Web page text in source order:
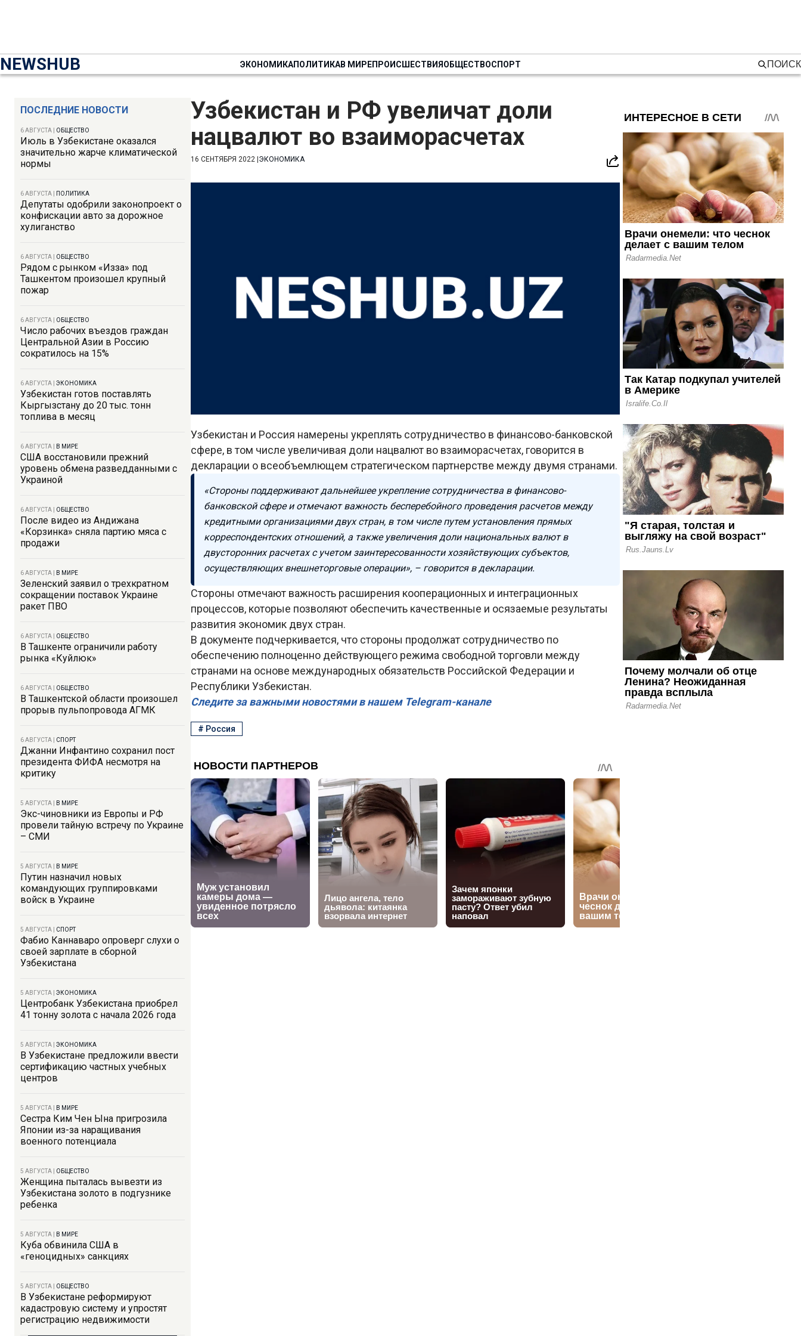
NEWSHUB ЭКОНОМИКАПОЛИТИКАВ МИРЕПРОИСШЕСТВИЯОБЩЕСТВОСПОРТ ПОИСК
ПОСЛЕДНИЕ НОВОСТИ
6 АВГУСТА ОБЩЕСТВО
Июль в Узбекистане оказался
значительно жарче климатической
нормы
6 АВГУСТА ПОЛИТИКА
Депутаты одобрили законопроект о
конфискации авто за дорожное
хулиганство
6 АВГУСТА ОБЩЕСТВО
Рядом с рынком «Изза» под
Ташкентом произошел крупный
пожар
6 АВГУСТА ОБЩЕСТВО
Число рабочих въездов граждан
Центральной Азии в Россию
сократилось на 15%
6 АВГУСТА ЭКОНОМИКА
Узбекистан готов поставлять
Кыргызстану до 20 тыс. тонн
топлива в месяц
6 АВГУСТА В МИРЕ
США восстановили прежний
уровень обмена разведданными с
Украиной
6 АВГУСТА ОБЩЕСТВО
После видео из Андижана
«Корзинка» сняла партию мяса с
продажи
6 АВГУСТА В МИРЕ
Зеленский заявил о трехкратном
сокращении поставок Украине
ракет ПВО
6 АВГУСТА ОБЩЕСТВО
В Ташкенте ограничили работу
рынка «Куйлюк»
6 АВГУСТА ОБЩЕСТВО
В Ташкентской области произошел
прорыв пульпопровода АГМК
6 АВГУСТА СПОРТ
Джанни Инфантино сохранил пост
президента ФИФА несмотря на
критику
5 АВГУСТА В МИРЕ
Экс-чиновники из Европы и РФ
провели тайную встречу по Украине
– СМИ
5 АВГУСТА В МИРЕ
Путин назначил новых
командующих группировками
войск в Украине
5 АВГУСТА СПОРТ
Фабио Каннаваро опроверг слухи о
своей зарплате в сборной
Узбекистана
5 АВГУСТА ЭКОНОМИКА
Центробанк Узбекистана приобрел
41 тонну золота с начала 2026 года
5 АВГУСТА ЭКОНОМИКА
В Узбекистане предложили ввести
сертификацию частных учебных
центров
5 АВГУСТА В МИРЕ
Сестра Ким Чен Ына пригрозила
Японии из-за наращивания
военного потенциала
5 АВГУСТА ОБЩЕСТВО
Женщина пыталась вывезти из
Узбекистана золото в подгузнике
ребенка
5 АВГУСТА В МИРЕ
Куба обвинила США в
«геноцидных» санкциях
5 АВГУСТА ОБЩЕСТВО
В Узбекистане реформируют
кадастровую систему и упростят
регистрацию недвижимости
Узбекистан и РФ увеличат доли
нацвалют во взаиморасчетах
16 СЕНТЯБРЯ 2022 ЭКОНОМИКА
Узбекистан и Россия намерены укреплять сотрудничество в финансово-банковской
сфере, в том числе увеличивая доли нацвалют во взаиморасчетах, говорится в
декларации о всеобъемлющем стратегическом партнерстве между двумя странами.
«Стороны поддерживают дальнейшее укрепление сотрудничества в финансово-
банковской сфере и отмечают важность бесперебойного проведения расчетов между
кредитными организациями двух стран, в том числе путем установления прямых
корреспондентских отношений, а также увеличения доли национальных валют в
двусторонних расчетах с учетом заинтересованности хозяйствующих субъектов,
осуществляющих внешнеторговые операции», – говорится в декларации.
Стороны отмечают важность расширения кооперационных и интеграционных
процессов, которые позволяют обеспечить качественные и осязаемые результаты
развития экономик двух стран.
В документе подчеркивается, что стороны продолжат сотрудничество по
обеспечению полноценно действующего режима свободной торговли между
странами на основе международных обязательств Российской Федерации и
Республики Узбекистан.
Следите за важными новостями в нашем Telegram-канале
# Россия